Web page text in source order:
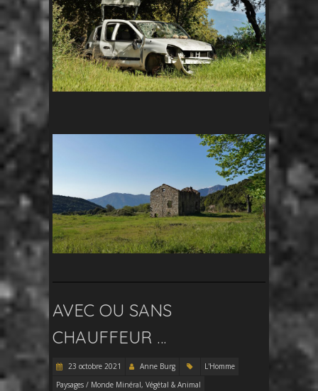
AVEC OU SANS
CHAUFFEUR …
23 octobre 2021 Anne Burg
L'Homme
Paysages / Monde Minéral, Végétal & Animal